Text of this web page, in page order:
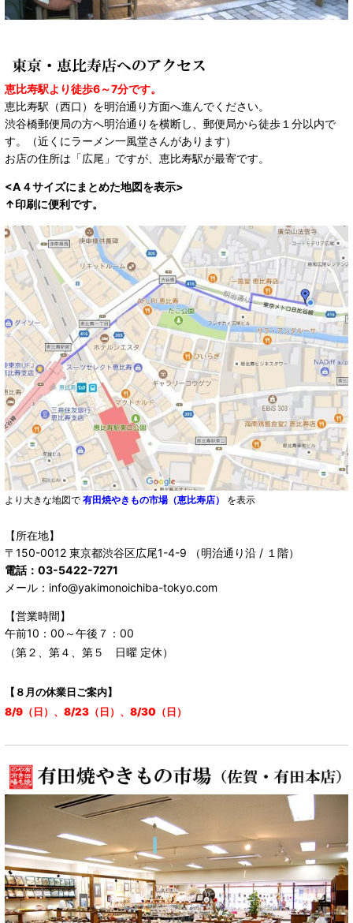
恵比寿駅より徒歩6～7分です。
恵比寿駅（西口）を明治通り方面へ進んでください。
渋谷橋郵便局の方へ明治通りを横断し、郵便局から徒歩１分以内で
す。（近くにラーメン一風堂さんがあります）
お店の住所は「広尾」ですが、恵比寿駅が最寄です。
<A４サイズにまとめた地図を表示>
↑印刷に便利です。
より大きな地図で 有田焼やきもの市場（恵比寿店） を表示
【所在地】
〒150-0012 東京都渋谷区広尾1-4-9 （明治通り沿 / １階）
電話：03-5422-7271
メール：info@yakimonoichiba-tokyo.com
【営業時間】
午前10：00～午後７：00
（第２、第４、第５ 日曜 定休）
【８月の休業日ご案内】
8/9（日）、8/23（日）、8/30（日）